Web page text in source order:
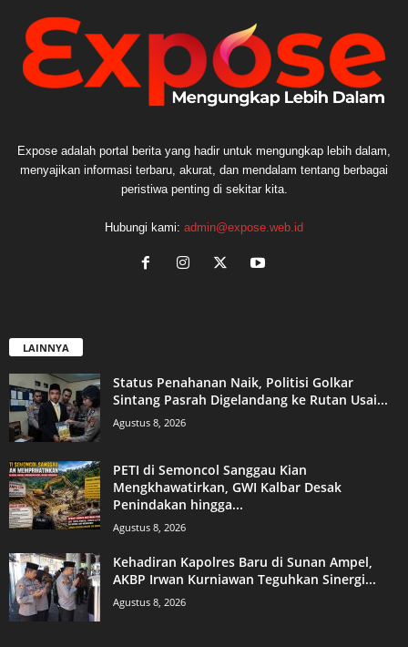
Expose adalah portal berita yang hadir untuk mengungkap lebih dalam,
menyajikan informasi terbaru, akurat, dan mendalam tentang berbagai
peristiwa penting di sekitar kita.
Hubungi kami: admin@expose.web.id
LAINNYA
Status Penahanan Naik, Politisi Golkar
Sintang Pasrah Digelandang ke Rutan Usai...
Agustus 8, 2026
PETI di Semoncol Sanggau Kian
Mengkhawatirkan, GWI Kalbar Desak
Penindakan hingga...
Agustus 8, 2026
Kehadiran Kapolres Baru di Sunan Ampel,
AKBP Irwan Kurniawan Teguhkan Sinergi...
Agustus 8, 2026